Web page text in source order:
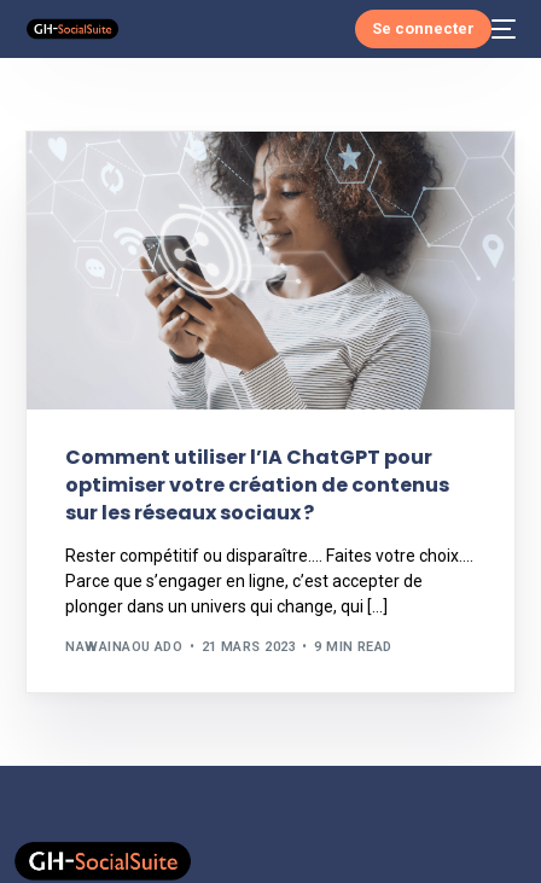
Se connecter
Comment utiliser l’IA ChatGPT pour
optimiser votre création de contenus
sur les réseaux sociaux ?
Rester compétitif ou disparaître…. Faites votre choix….
Parce que s’engager en ligne, c’est accepter de
plonger dans un univers qui change, qui […]
NAWAINAOU ADO 21 MARS 2023 9 MIN READ